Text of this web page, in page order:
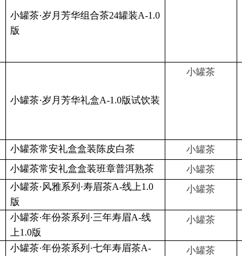
小罐茶·岁月芳华组合茶24罐装A-1.0
版
小罐茶·岁月芳华礼盒A-1.0版试饮装
小罐茶
小罐茶常安礼盒盒装陈皮白茶 小罐茶
小罐茶常安礼盒盒装班章普洱熟茶 小罐茶
小罐茶·风雅系列·寿眉茶A-线上1.0
版
小罐茶
小罐茶·年份茶系列·三年寿眉A-线
上1.0版
小罐茶
小罐茶·年份茶系列·七年寿眉茶A-
小罐茶